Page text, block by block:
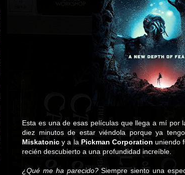
Esta es una de esas películas que llega a mí por
diez minutos de estar viéndola porque ya
Miskatonic y a la Pickman Corporation uniendo
recién descubierto a una profundidad increíble.
¿Qué me ha parecido?Siempre siento una